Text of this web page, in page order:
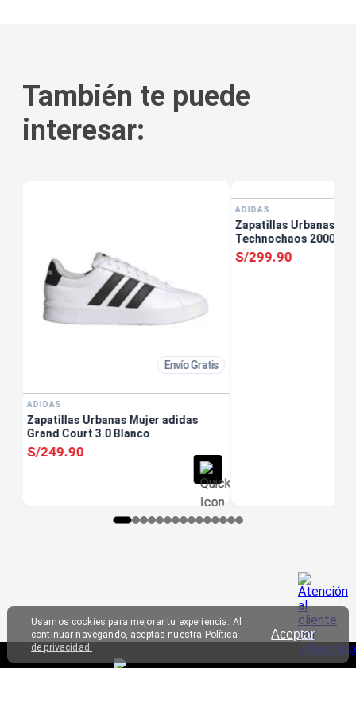
Aceptar
Usamos cookies para mejorar tu experiencia. Al
continuar navegando, aceptas nuestra Política
de privacidad.
También te puede
interesar:
Envío Gratis
ADIDAS
Zapatillas Urbanas Mujer adidas
Grand Court 3.0 Blanco
S/249.90
ADIDAS
Zapatillas Urbanas
Technochaos 2000
S/299.90